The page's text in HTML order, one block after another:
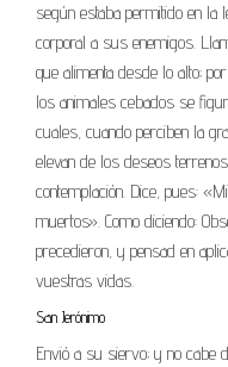
según estaba permitido en
corporal a sus enemigos.
que alimenta desde lo alto;
los animales cebados se
cuales, cuando perciben la
elevan de los deseos
contemplación. Dice, pues:
muertos». Como diciendo:
precedieron, y pensad en
vuestras vidas.
San Jerónimo
Envió a su siervo; y no cabe